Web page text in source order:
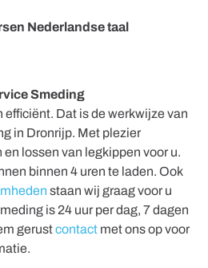
Nederlandse taal
Smeding
efficiënt. Dat is de werkwijze van
in Dronrijp. Met plezier
lossen van legkippen voor u.
binnen 4 uren te laden. Ook
staan wij graag voor u
is 24 uur per dag, 7 dagen
gerustcontact met ons op voor